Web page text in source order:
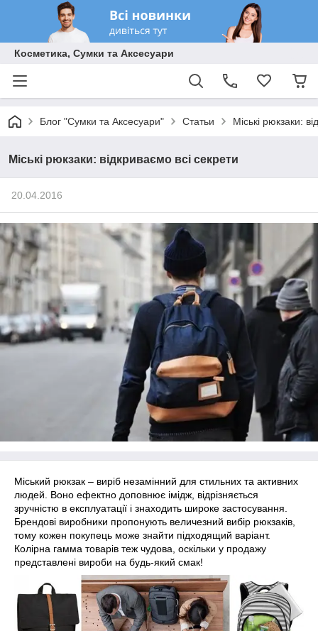
Косметика, Сумки та Аксесуари
Блог "Сумки та Аксесуари" Статьи Міські рюкзаки:
Міські рюкзаки: відкриваємо всі секрети
20.04.2016
Міський рюкзак – виріб незамінний для стильних та активних
людей. Воно ефектно доповнює імідж, відрізняється
зручністю в експлуатації і знаходить широке застосування.
Брендові виробники пропонують величезний вибір рюкзаків,
тому кожен покупець може знайти підходящий варіант.
Колірна гамма товарів теж чудова, оскільки у продажу
представлені вироби на будь-який смак!